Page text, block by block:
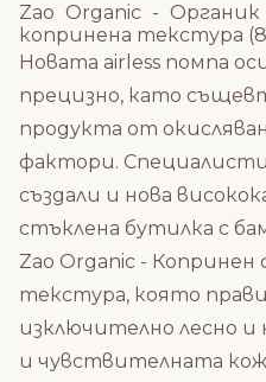
Zao Organic -
копринена текстура
Новата airless помпа
прецизно, като
продукта от
фактори.
създали и нова
стъклена бутилка с
Zao Organic - Копринен
текстура, която
изключително лесно и
и чувствителната